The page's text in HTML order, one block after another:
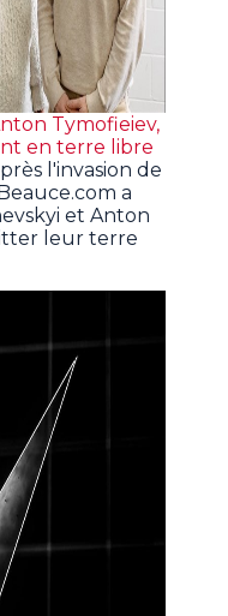
Tymofieiev,
en terre libre
l'invasion de
a
et Anton
leur terre